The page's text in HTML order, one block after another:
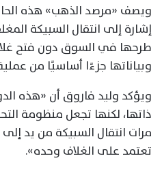
ويصف «مرصد الذهب» هذه
إشارة إلى انتقال السبيكة
طرحها في السوق دون فتح
وبياناتها جزءًا أساسيًا من
ويؤكد وليد فاروق أن «هذه
ذاتها، لكنها تجعل منظومة
مرات انتقال السبيكة من يد إلى
تعتمد على الغلاف وحده».